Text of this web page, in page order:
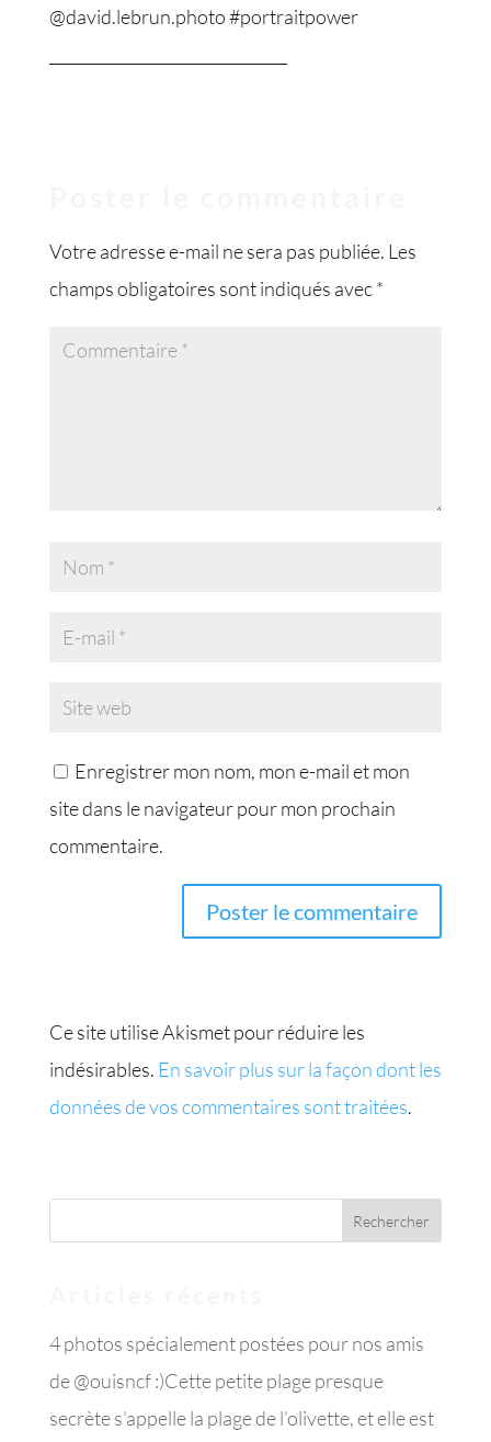
Votre adresse e-mail ne sera pas publiée. Les
champs obligatoires sont indiqués avec*
Enregistrer mon nom, mon e-mail et mon
site dans le navigateur pour mon prochain
commentaire.
Ce site utilise Akismet pour réduire les
indésirables. En savoir plus sur la façon dont les
données de vos commentaires sont traitées.
4 photos spécialement postées pour nos amis
de @ouisncf :)Cette petite plage presque
secrète s’appelle la plage de l’olivette, et elle est